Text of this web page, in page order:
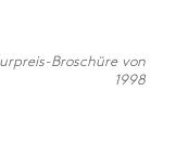
Broschüre von
1998